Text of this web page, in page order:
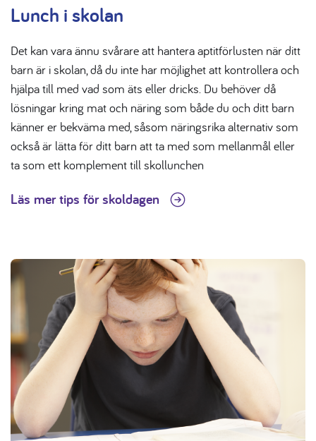
Lunch i skolan
Det kan vara ännu svårare att hantera aptitförlusten när ditt
barn är i skolan, då du inte har möjlighet att kontrollera och
hjälpa till med vad som äts eller dricks. Du behöver då
lösningar kring mat och näring som både du och ditt barn
känner er bekväma med, såsom näringsrika alternativ som
också är lätta för ditt barn att ta med som mellanmål eller
ta som ett komplement till skollunchen
Läs mer tips för skoldagen